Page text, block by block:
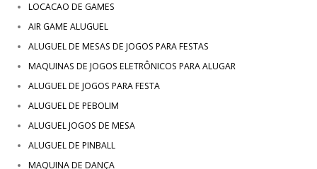
LOCACAO DE GAMES
AIR GAME ALUGUEL
ALUGUEL DE MESAS DE JOGOS PARA FESTAS
MAQUINAS DE JOGOS ELETRÔNICOS PARA ALUGAR
ALUGUEL DE JOGOS PARA FESTA
ALUGUEL DE PEBOLIM
ALUGUEL JOGOS DE MESA
ALUGUEL DE PINBALL
MAQUINA DE DANÇA